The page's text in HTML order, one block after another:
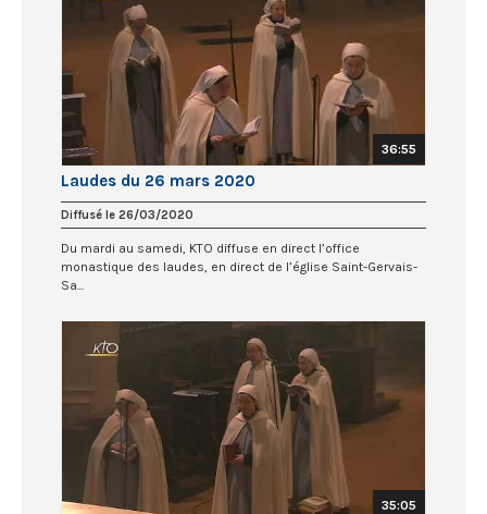
36:55
Laudes du 26 mars 2020
Diffusé le 26/03/2020
Du mardi au samedi, KTO diffuse en direct l’office
monastique des laudes, en direct de l’église Saint-Gervais-
Sa...
35:05